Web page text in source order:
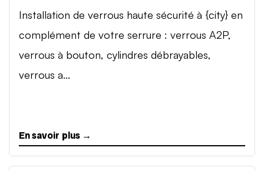
Installation de verrous haute sécurité à {city} en
complément de votre serrure : verrous A2P,
verrous à bouton, cylindres débrayables,
verrous a...
En savoir plus →